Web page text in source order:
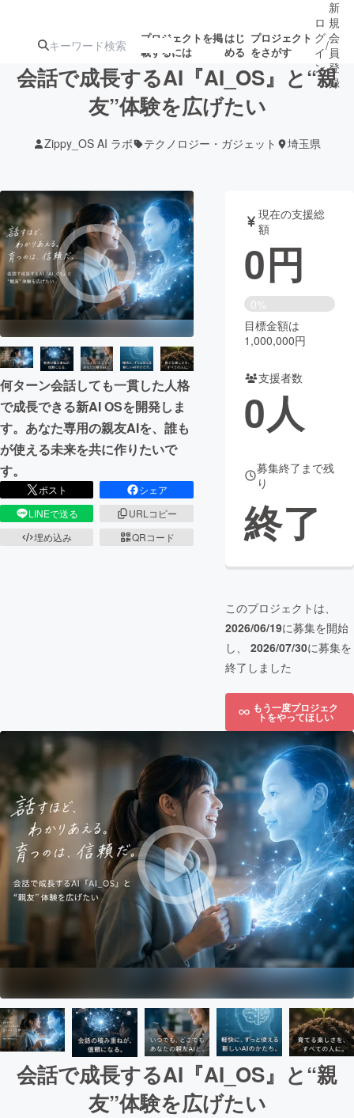
プロジェクトを掲
載するには
はじ
める
プロジェクト
をさがす
ジェクト
ターン
ジェクト
ロジェクト
もうすぐ公開
されます
アート・写真 音楽
テクノロジー・ガジェット ゲーム・サ
映像・映画 書籍・雑誌
ビジネス・起業 チャレンジ
まちづくり・地域活性化
CAMPFIRE for Social Good
CAMPFIRE Creation
CAMPFIREふるさと納税
ロ
グ
イ
ン
/
新
規
会
員
登
録
会話で成長するAI『AI_OS』と“親
友”体験を広げたい
Zippy_OS AI ラボ テクノロジー・ガジェット 埼玉県
何ターン会話しても一貫した人格
で成長できる新AI OSを開発しま
す。あなた専用の親友AIを、誰も
が使える未来を共に作りたいで
す。
ポスト
シェア
LINEで送る
URLコピー
埋め込み
QRコード
現在の支援総
額
0円
0%
目標金額は
1,000,000円
支援者数
0人
募集終了まで残
り
終了
このプロジェクトは、
2026/06/19に募集を開始
し、 2026/07/30に募集を
終了しました
もう一度プロジェク
トをやってほしい
会話で成長するAI『AI_OS』と“親
友”体験を広げたい